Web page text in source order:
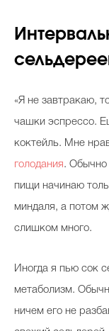
«Я не завтракаю,
чашки эспрессо.
коктейль. Мне
голодания. Обычно
пищи начинаю
миндаля, а потом
слишком много.
Иногда я пью сок
метаболизм.
ничем его не